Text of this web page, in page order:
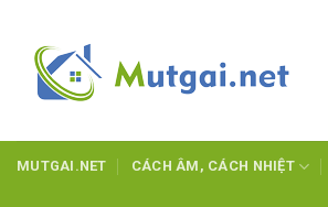
content
MUTGAI.NET CÁCH ÂM, CÁCH NHIỆT